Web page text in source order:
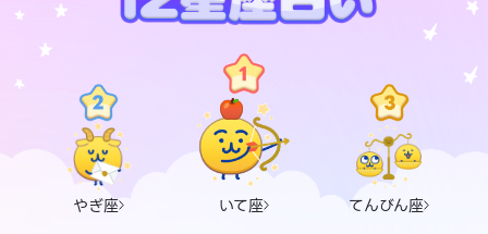
やぎ座 いて座 てんびん座